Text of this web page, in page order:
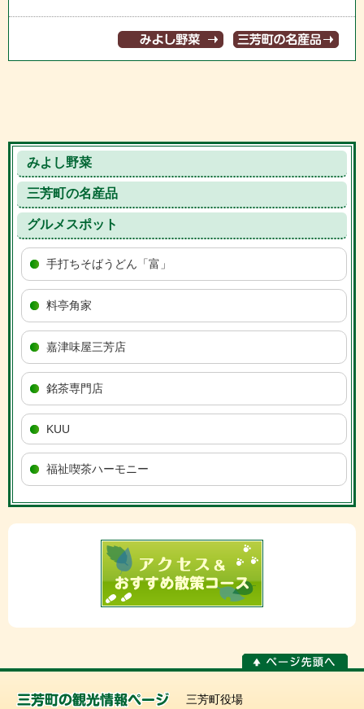
みよし野菜
三芳町の名産品
グルメスポット
手打ちそばうどん「富」
料亭角家
嘉津味屋三芳店
銘茶専門店
KUU
福祉喫茶ハーモニー
三芳町役場